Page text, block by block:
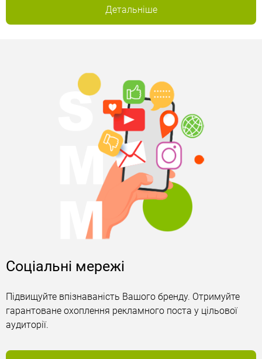
Детальніше
Соціальні мережі
Підвищуйте впізнаваність Вашого бренду. Отримуйте
гарантоване охоплення рекламного поста у цільової
аудиторії.